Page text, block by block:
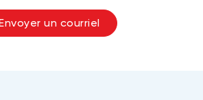
un courriel